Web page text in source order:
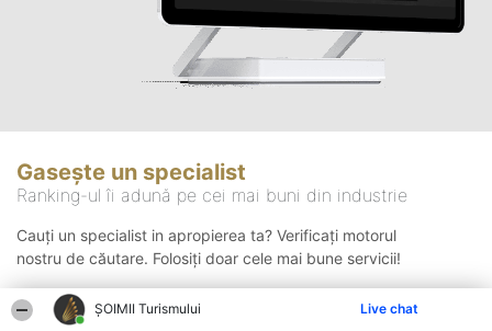
ȘOIMII Turismului Live chat
Gasește un specialist
Ranking-ul îi adună pe cei mai buni din industrie
Cauți un specialist in apropierea ta? Verificați motorul
nostru de căutare. Folosiți doar cele mai bune servicii!